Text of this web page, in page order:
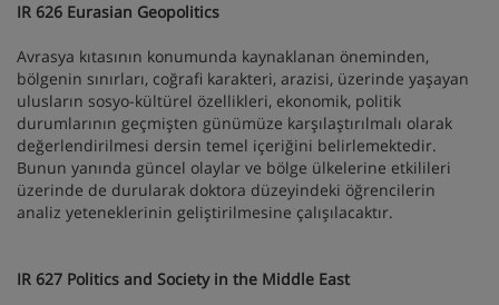
IR 626 Eurasian Geopolitics
Avrasya kıtasının konumunda kaynaklanan öneminden,
bölgenin sınırları, coğrafi karakteri, arazisi, üzerinde yaşayan
ulusların sosyo-kültürel özellikleri, ekonomik, politik
durumlarının geçmişten günümüze karşılaştırılmalı olarak
değerlendirilmesi dersin temel içeriğini belirlemektedir.
Bunun yanında güncel olaylar ve bölge ülkelerine etkilileri
üzerinde de durularak doktora düzeyindeki öğrencilerin
analiz yeteneklerinin geliştirilmesine çalışılacaktır.
IR 627 Politics and Society in the Middle East